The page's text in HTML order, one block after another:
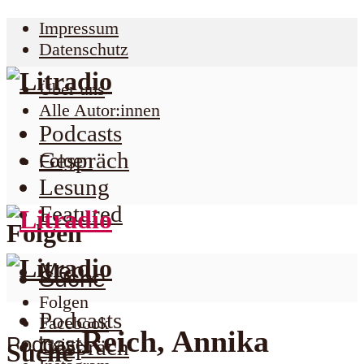
Impressum
Datenschutz
Über uns
Alle Autor:innen
Folgen
Folgen
Folgen
Facebook
Twitter
Podcasts
Gespräch
Lesung
Featured
Menu
Suche
Suche
Podcasts
Gespräch
PodcastReich, Annika